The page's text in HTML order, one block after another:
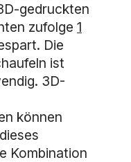
gedruckten
zufolge 1
Die
ist
3D-
können
Kombination